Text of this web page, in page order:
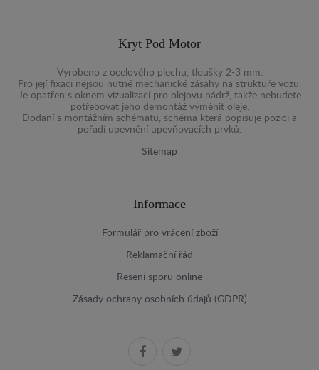
Kryt Pod Motor
Vyrobeno z ocelového plechu, tloušky 2-3 mm.
Pro její fixaci nejsou nutné mechanické zásahy na struktuře vozu.
Je opatřen s oknem vizualizací pro olejovu nádrž, takže nebudete
potřebovat jeho demontáž výměnit oleje.
Dodaní s montážním schématu, schéma která popisuje pozici a
pořadí upevnění upevňovacích prvků.
Sitemap
Informace
Formulář pro vrácení zboží
Reklamační řád
Resení sporu online
Zásady ochrany osobních údajů (GDPR)